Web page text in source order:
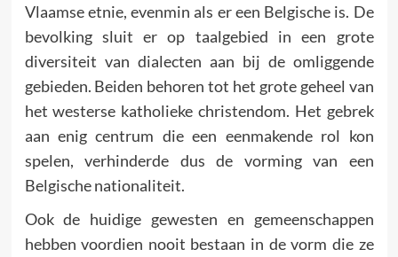
Vlaamse etnie, evenmin als er een Belgische is. De
bevolking sluit er op taalgebied in een grote
diversiteit van dialecten aan bij de omliggende
gebieden. Beiden behoren tot het grote geheel van
het westerse katholieke christendom. Het gebrek
aan enig centrum die een eenmakende rol kon
spelen, verhinderde dus de vorming van een
Belgische nationaliteit.
Ook de huidige gewesten en gemeenschappen
hebben voordien nooit bestaan in de vorm die ze